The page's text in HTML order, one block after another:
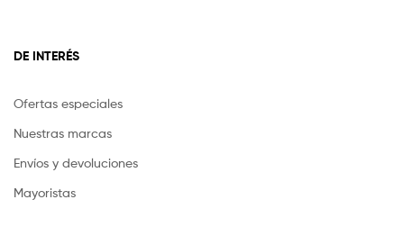
DE INTERÉS
Ofertas especiales
Nuestras marcas
Envíos y devoluciones
Mayoristas